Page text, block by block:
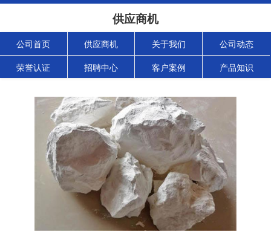
供应商机
公司首页 供应商机 关于我们 公司动态
荣誉认证 招聘中心 客户案例 产品知识